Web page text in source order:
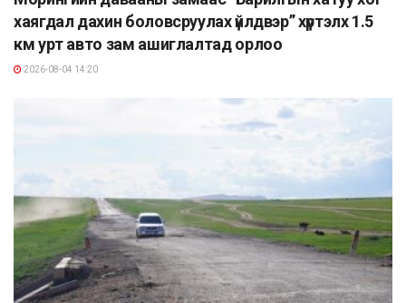
хаягдал дахин боловсруулах үйлдвэр” хүртэлх 1.5
км урт авто зам ашиглалтад орлоо
2026-08-04 14:20